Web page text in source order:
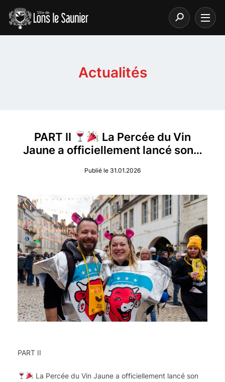
Actualités
PART II
La Percée du Vin
Jaune a officiellement lancé son…
Publié le 31.01.2026
PART II
La Percée du Vin Jaune a officiellement lancé son